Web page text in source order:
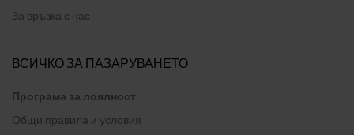
За връзка с нас
ВСИЧКО ЗА ПАЗАРУВАНЕТО
Програма за лоялност
Общи правила и условия